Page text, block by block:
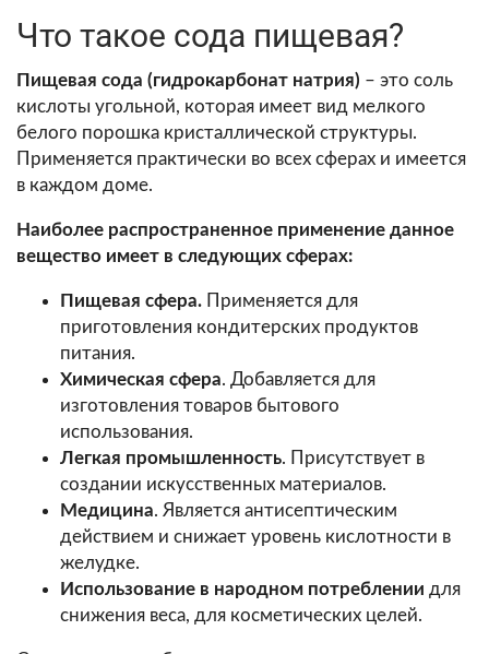
Что такое сода пищевая?
Пищевая сода (гидрокарбонат натрия) – это соль
кислоты угольной, которая имеет вид мелкого
белого порошка кристаллической структуры.
Применяется практически во всех сферах и имеется
в каждом доме.
Наиболее распространенное применение данное
вещество имеет в следующих сферах:
Пищевая сфера. Применяется для
приготовления кондитерских продуктов
питания.
Химическая сфера. Добавляется для
изготовления товаров бытового
использования.
Легкая промышленность. Присутствует в
создании искусственных материалов.
Медицина. Является антисептическим
действием и снижает уровень кислотности в
желудке.
Использование в народном потреблении для
снижения веса, для косметических целей.